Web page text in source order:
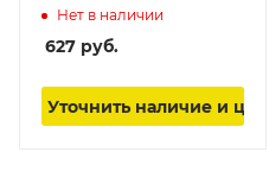
Нет в наличии
627 руб.
Уточнить наличие и цену